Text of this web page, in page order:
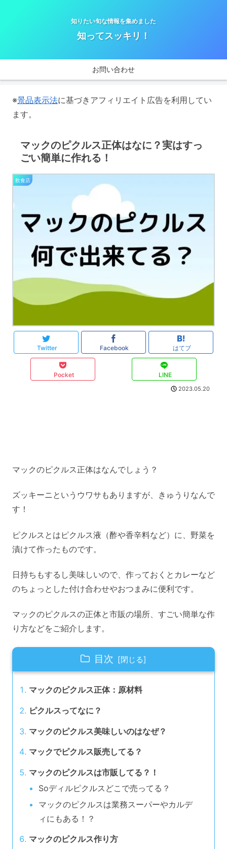
知りたい旬な情報を集めました
知ってスッキリ！
お問い合わせ
※景品表示法に基づきアフィリエイト広告を利用してい
ます。
マックのピクルス正体はなに？実はすっ
ごい簡単に作れる！
飲食店
Twitter Facebook はてブ
Pocket LINE
2023.05.20
マックのピクルス正体はなんでしょう？
ズッキーニというウワサもありますが、きゅうりなんで
す！
ピクルスとはピクルス液（酢や香辛料など）に、野菜を
漬けて作ったものです。
日持ちもするし美味しいので、作っておくとカレーなど
のちょっとした付け合わせやおつまみに便利です。
マックのピクルスの正体と市販の場所、すごい簡単な作
り方などをご紹介します。
目次
マックのピクルス正体：原材料
ピクルスってなに？
マックのピクルス美味しいのはなぜ？
マックでピクルス販売してる？
マックのピクルスは市販してる？！
Soディルピクルスどこで売ってる？
マックのピクルスは業務スーパーやカルデ
ィにもある！？
マックのピクルス作り方